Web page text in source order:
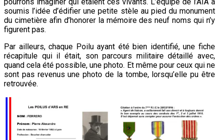
pourrons imaginer qui étaient ces vivants. L’équipe de l’AIA a
soumis l’idée d’édifier une petite stèle au pied du monument
du cimetière afin d’honorer la mémoire des neuf noms qui n’y
figurent pas.
Par ailleurs, chaque Poilu ayant été bien identifié, une fiche
récapitule qui il était, son parcours militaire détaillé avec,
quand cela été possible, une photo. Et même pour ceux qui ne
sont pas revenus une photo de la tombe, lorsqu’elle pu être
retrouvée.